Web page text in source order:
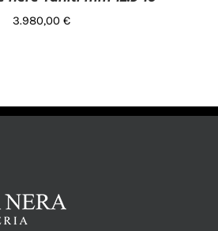
CARRELLO
3.980,00 €